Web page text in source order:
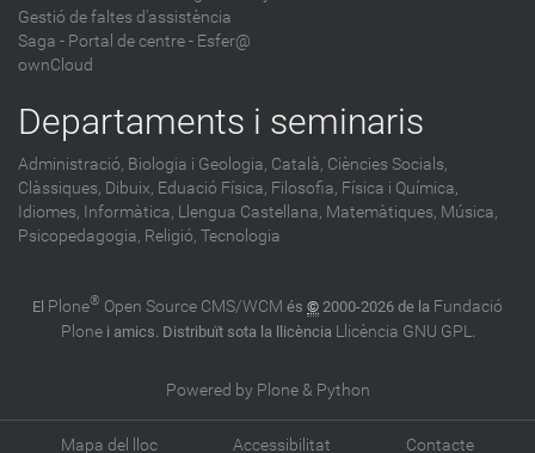
Gestió de faltes d'assistència
Saga - Portal de centre - Esfer@
ownCloud
Departaments i seminaris
Administració, Biologia i Geologia, Català, Ciències Socials,
Clàssiques, Dibuix, Eduació Física, Filosofia, Física i Química,
Idiomes, Informàtica, Llengua Castellana, Matemàtiques, Música,
Psicopedagogia, Religió, Tecnologia
El Plone® Open Source CMS/WCM és © 2000-2026 de la Fundació
Plonei amics. Distribuït sota la llicència Llicència GNU GPL.
Powered by Plone & Python
Mapa del lloc Accessibilitat Contacte